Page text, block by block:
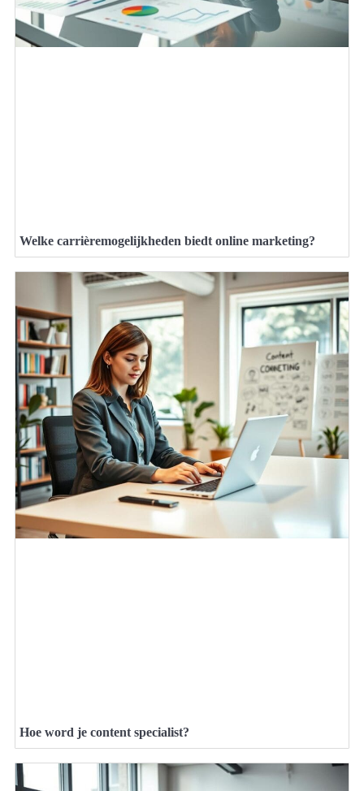
Welke carrièremogelijkheden biedt online marketing?
Hoe word je content specialist?